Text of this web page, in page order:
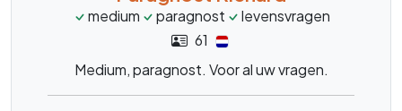
medium paragnost
levensvragen
61
Medium, paragnost. Voor al uw vragen.